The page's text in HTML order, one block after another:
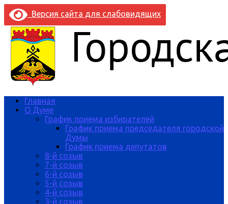
Версия сайта для слабовидящих
Главная
О Думе
График приема избирателей
График приема председателя городской
Думы
График приема депутатов
8-й созыв
7-й созыв
6-й созыв
5-й созыв
4-й созыв
3-й созыв